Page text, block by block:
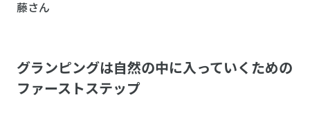
藤さん
グランピングは自然の中に入っていくための
ファーストステップ